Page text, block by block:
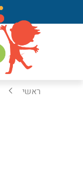
ראשי